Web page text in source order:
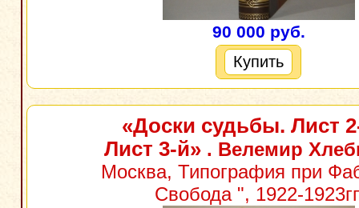
90 000 руб.
Купить
«Доски судьбы. Лист
Лист 3-й». Велемир
Москва, Типография при
Свобода ", 1922-